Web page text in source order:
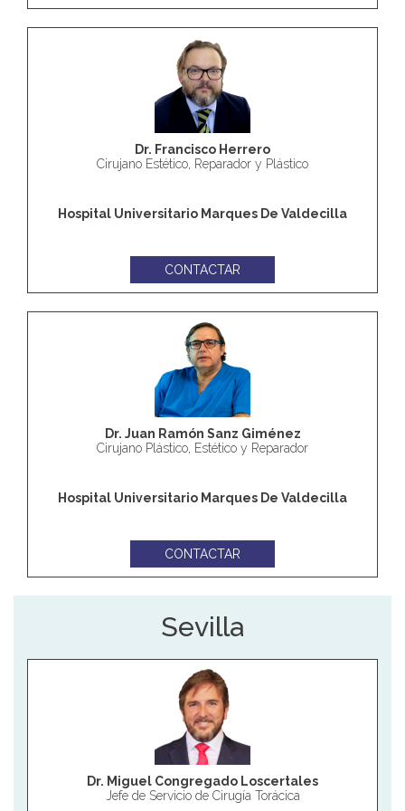
Dr. Francisco Herrero
Cirujano Estético, Reparador y Plástico
Hospital Universitario Marques De Valdecilla
CONTACTAR
Dr. Juan Ramón Sanz Giménez
Cirujano Plástico, Estético y Reparador
Hospital Universitario Marques De Valdecilla
CONTACTAR
Sevilla
Dr. Miguel Congregado Loscertales
Jefe de Servicio de Cirugía Torácica